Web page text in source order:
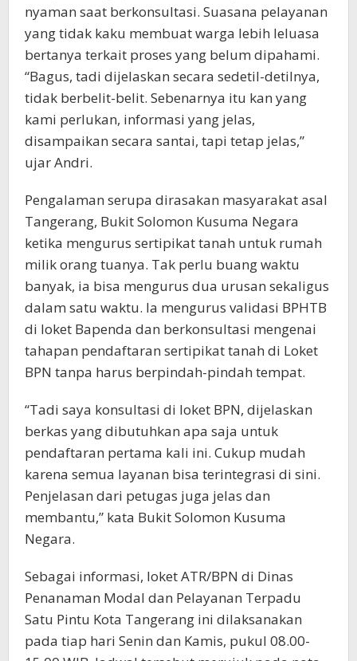
nyaman saat berkonsultasi. Suasana pelayanan
yang tidak kaku membuat warga lebih leluasa
bertanya terkait proses yang belum dipahami.
“Bagus, tadi dijelaskan secara sedetil-detilnya,
tidak berbelit-belit. Sebenarnya itu kan yang
kami perlukan, informasi yang jelas,
disampaikan secara santai, tapi tetap jelas,”
ujar Andri.
Pengalaman serupa dirasakan masyarakat asal
Tangerang, Bukit Solomon Kusuma Negara
ketika mengurus sertipikat tanah untuk rumah
milik orang tuanya. Tak perlu buang waktu
banyak, ia bisa mengurus dua urusan sekaligus
dalam satu waktu. Ia mengurus validasi BPHTB
di loket Bapenda dan berkonsultasi mengenai
tahapan pendaftaran sertipikat tanah di Loket
BPN tanpa harus berpindah-pindah tempat.
“Tadi saya konsultasi di loket BPN, dijelaskan
berkas yang dibutuhkan apa saja untuk
pendaftaran pertama kali ini. Cukup mudah
karena semua layanan bisa terintegrasi di sini.
Penjelasan dari petugas juga jelas dan
membantu,” kata Bukit Solomon Kusuma
Negara.
Sebagai informasi, loket ATR/BPN di Dinas
Penanaman Modal dan Pelayanan Terpadu
Satu Pintu Kota Tangerang ini dilaksanakan
pada tiap hari Senin dan Kamis, pukul 08.00-